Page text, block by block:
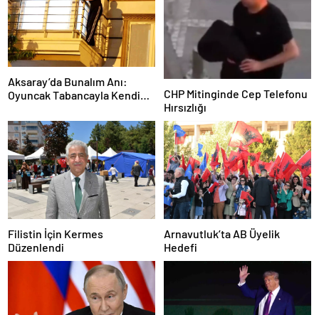
Aksaray’da Bunalım Anı:
Oyuncak Tabancayla Kendine
CHP Mitinginde Cep Telefonu
Hırsızlığı
Filistin İçin Kermes
Düzenlendi
Arnavutluk’ta AB Üyelik
Hedefi